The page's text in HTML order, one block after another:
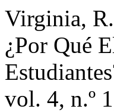
Virginia,
¿Por Qué
vol. 4, n.º